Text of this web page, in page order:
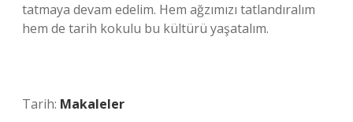
tatmaya devam edelim. Hem ağzımızı tatlandıralım
hem de tarih kokulu bu kültürü yaşatalım.
Tarih: Makaleler